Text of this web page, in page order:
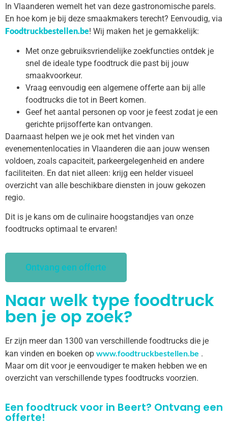
In Vlaanderen wemelt het van deze gastronomische parels.
En hoe kom je bij deze smaakmakers terecht? Eenvoudig, via
Foodtruckbestellen.be! Wij maken het je gemakkelijk:
Met onze gebruiksvriendelijke zoekfuncties ontdek je
snel de ideale type foodtruck die past bij jouw
smaakvoorkeur.
Vraag eenvoudig een algemene offerte aan bij alle
foodtrucks die tot in Beert komen.
Geef het aantal personen op voor je feest zodat je een
gerichte prijsofferte kan ontvangen.
Daarnaast helpen we je ook met het vinden van
evenementenlocaties in Vlaanderen die aan jouw wensen
voldoen, zoals capaciteit, parkeergelegenheid en andere
faciliteiten. En dat niet alleen: krijg een helder visueel
overzicht van alle beschikbare diensten in jouw gekozen
regio.
Dit is je kans om de culinaire hoogstandjes van onze
foodtrucks optimaal te ervaren!
Ontvang een offerte
Naar welk type foodtruck
ben je op zoek?
Er zijn meer dan 1300 van verschillende foodtrucks die je
kan vinden en boeken op www.foodtruckbestellen.be .
Maar om dit voor je eenvoudiger te maken hebben we en
overzicht van verschillende types foodtrucks voorzien.
Een foodtruck voor in Beert? Ontvang een
offerte!